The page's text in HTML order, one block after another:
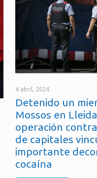
4 abril, 2024
Detenido un
Mossos en
operación
de capitales
importante
cocaína